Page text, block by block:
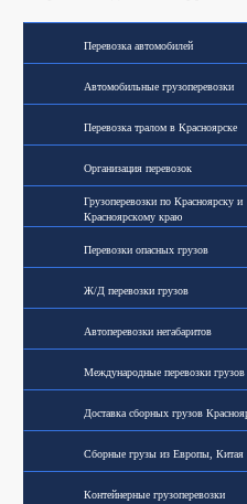
Перевозка автомобилей
Автомобильные грузоперевозки
Перевозка тралом в Красноярске
Организация перевозок
Грузоперевозки по Красноярску и
Красноярскому краю
Перевозки опасных грузов
Ж/Д перевозки грузов
Автоперевозки негабаритов
Международные перевозки грузов
Доставка сборных грузов
Сборные грузы из Европы, Китая
Контейнерные грузоперевозки